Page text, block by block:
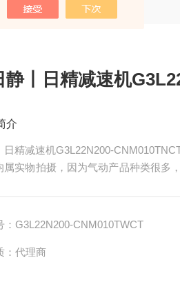
静丨日精减速机
介
日精减速机G3L22N200-
属实物拍摄，因为气动产品种类很多
：G3L22N200-CNM010TWCT
：代理商